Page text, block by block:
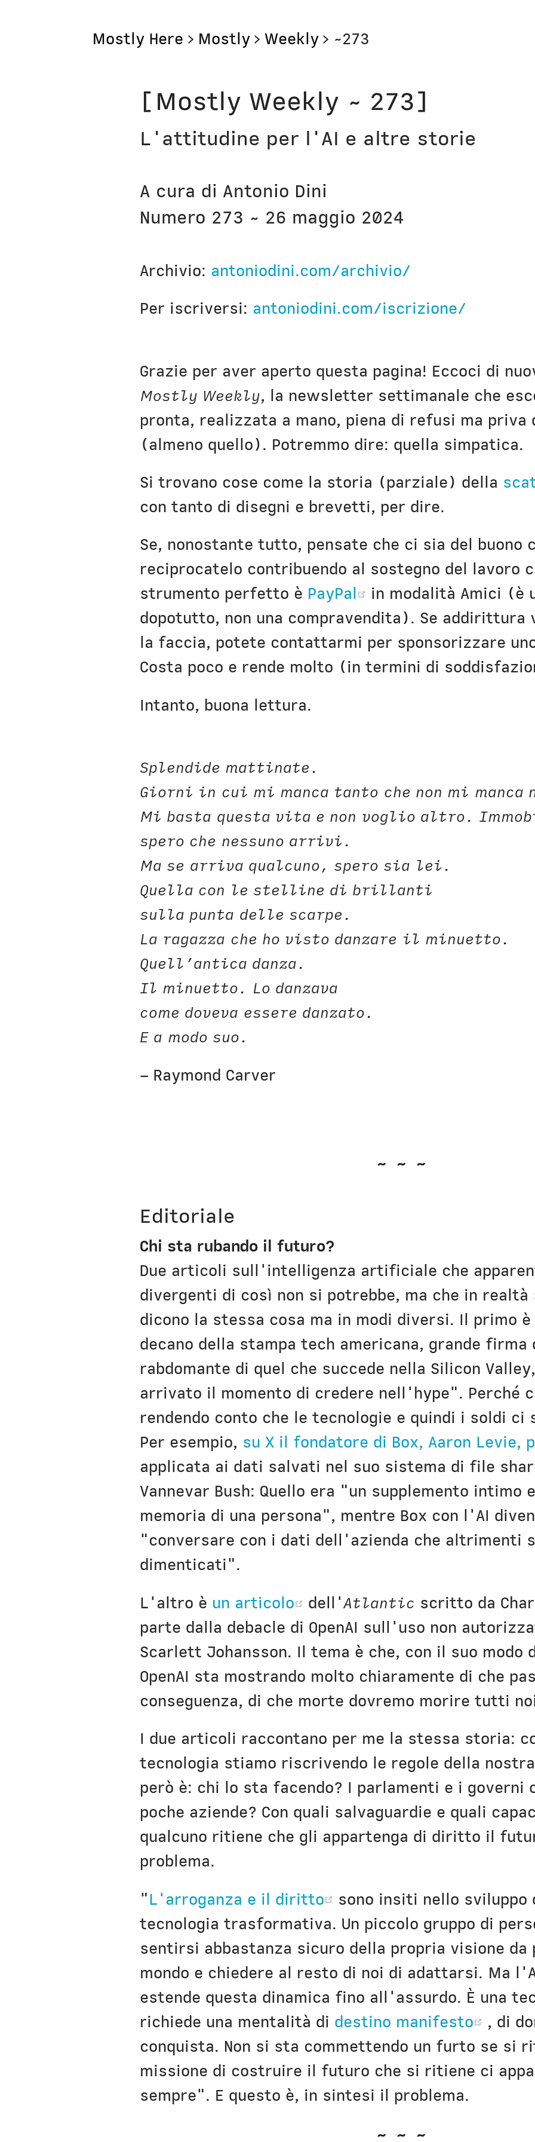
Mostly Here > Mostly > Weekly > ~273
Mostly
Mostly Friends
Mostly Weekly
Storie
Aerei
Orologi
Bottega
Nausicaa
Corsi
Unicatt
Civica Scuola
[Mostly Weekly ~ 273]
L'attitudine per l'AI e altre storie
A cura di Antonio Dini
Numero 273 ~ 26 maggio 2024
Archivio: antoniodini.com/archivio/
Per iscriversi: antoniodini.com/iscrizione/
Grazie per aver aperto questa pagina! Eccoci di
Mostly Weekly, la newsletter settimanale che
pronta, realizzata a mano, piena di refusi ma
(almeno quello). Potremmo dire: quella simpatica.
Si trovano cose come la storia (parziale) della
(opens new window)
con tanto di disegni e brevetti, per dire.
Se, nonostante tutto, pensate che ci sia del buono
reciprocatelo contribuendo al sostegno del lavoro
strumento perfetto è PayPal (opens new window)
in modalità Amici (è
dopotutto, non una compravendita). Se
la faccia, potete contattarmi per sponsorizzare
Costa poco e rende molto (in termini di
Intanto, buona lettura.
Splendide mattinate.
Giorni in cui mi manca tanto che non mi manca
Mi basta questa vita e non voglio altro.
spero che nessuno arrivi.
Ma se arriva qualcuno, spero sia lei.
Quella con le stelline di brillanti
sulla punta delle scarpe.
La ragazza che ho visto danzare il minuetto.
Quell’antica danza.
Il minuetto. Lo danzava
come doveva essere danzato.
E a modo suo.
– Raymond Carver
~ ~ ~
Editoriale
Chi sta rubando il futuro?
Due articoli sull'intelligenza artificiale che
divergenti di così non si potrebbe, ma che in realtà
dicono la stessa cosa ma in modi diversi. Il primo
decano della stampa tech americana, grande
rabdomante di quel che succede nella Silicon
arrivato il momento di credere nell'hype". Perché
rendendo conto che le tecnologie e quindi i soldi ci
Per esempio, su X il fondatore di Box, Aaron Levie,
applicata ai dati salvati nel suo sistema di file
Vannevar Bush: Quello era "un supplemento intimo
memoria di una persona", mentre Box con l'AI
"conversare con i dati dell'azienda che altrimenti
dimenticati".
L'altro è un articolo (opens new window)
dell'Atlantic scritto da
parte dalla debacle di OpenAI sull'uso non
Scarlett Johansson. Il tema è che, con il suo modo
OpenAI sta mostrando molto chiaramente di che
conseguenza, di che morte dovremo morire tutti
I due articoli raccontano per me la stessa storia:
tecnologia stiamo riscrivendo le regole della
però è: chi lo sta facendo? I parlamenti e i governi
poche aziende? Con quali salvaguardie e quali
qualcuno ritiene che gli appartenga di diritto il
problema.
"L'arroganza e il diritto (opens new window)
sono insiti nello sviluppo
tecnologia trasformativa. Un piccolo gruppo di
sentirsi abbastanza sicuro della propria visione da
mondo e chiedere al resto di noi di adattarsi. Ma
estende questa dinamica fino all'assurdo. È una
richiede una mentalità di destino manifesto
, di
conquista. Non si sta commettendo un furto se si
missione di costruire il futuro che si ritiene ci
sempre". E questo è, in sintesi il problema.
~ ~ ~